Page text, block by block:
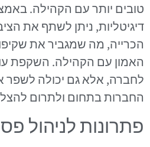
טובים יותר עם הקהילה.
דיגיטליות, ניתן לשתף את
הכרייה, מה שמגביר את
האמון עם הקהילה. השקפת
לחברה, אלא גם יכולה לשפר
החברות בתחום ולתרום
פתרונות לניהול